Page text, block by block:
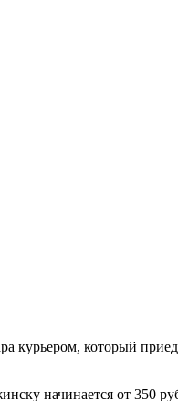
курьером, который
начинается от 350